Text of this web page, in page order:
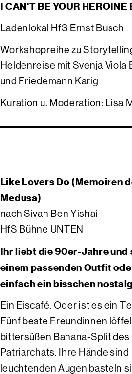
I CAN'T BE YOUR HEROINE
Ladenlokal HfS Ernst Busch
Workshopreihe zu
Heldenreise mit Svenja Viola
und Friedemann Karig
Kuration u. Moderation: Lisa
Like Lovers Do (Memoiren
Medusa)
nach Sivan Ben Yishai
HfS Bühne UNTEN
Ihr liebt die 90er-Jahre und
einem passenden Outfit
einfach ein bisschen
Ein Eiscafé. Oder ist es ein
Fünf beste Freundinnen
bittersüßen Banana-Split des
Patriarchats. Ihre Hände
leuchtenden Augen basteln